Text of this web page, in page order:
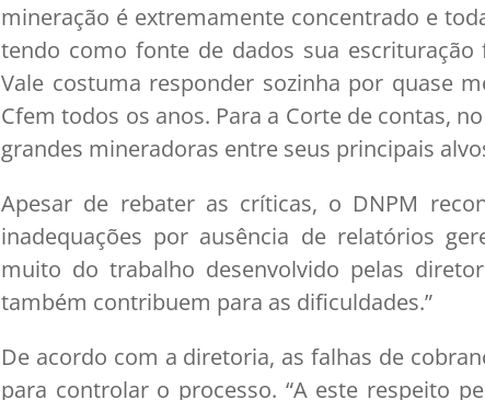
mineração é extremamente concentrado e
tendo como fonte de dados sua
Vale costuma responder sozinha por quase
Cfem todos os anos. Para a Corte de contas,
grandes mineradoras entre seus principais
Apesar de rebater as críticas, o DNPM
inadequações por ausência de relatórios
muito do trabalho desenvolvido pelas
também contribuem para as dificuldades.”
De acordo com a diretoria, as falhas de
para controlar o processo. “A este respeito